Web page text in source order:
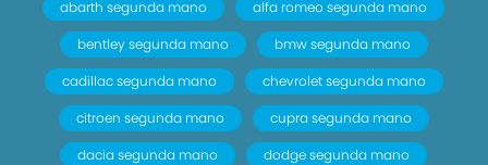
abarth segunda mano
alfa romeo segunda mano
bentley segunda mano
bmw segunda mano
cadillac segunda mano
chevrolet segunda mano
citroen segunda mano
cupra segunda mano
dacia segunda mano
dodge segunda mano